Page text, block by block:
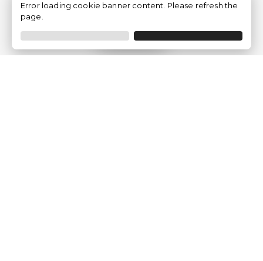
Filtrer
Error loading cookie banner content. Please refresh the
page.